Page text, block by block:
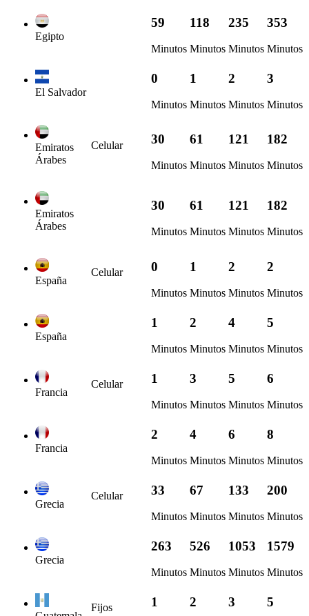
Egipto
59
Minutos
118
Minutos
235
Minutos
353
Minutos
El Salvador
0
Minutos
1
Minutos
2
Minutos
3
Minutos
Emiratos
Árabes
Celular 30
Minutos
61
Minutos
121
Minutos
182
Minutos
Emiratos
Árabes
30
Minutos
61
Minutos
121
Minutos
182
Minutos
España
Celular 0
Minutos
1
Minutos
2
Minutos
2
Minutos
España
1
Minutos
2
Minutos
4
Minutos
5
Minutos
Francia
Celular 1
Minutos
3
Minutos
5
Minutos
6
Minutos
Francia
2
Minutos
4
Minutos
6
Minutos
8
Minutos
Grecia
Celular 33
Minutos
67
Minutos
133
Minutos
200
Minutos
Grecia
263
Minutos
526
Minutos
1053
Minutos
1579
Minutos
Fijos 1 2 3 5